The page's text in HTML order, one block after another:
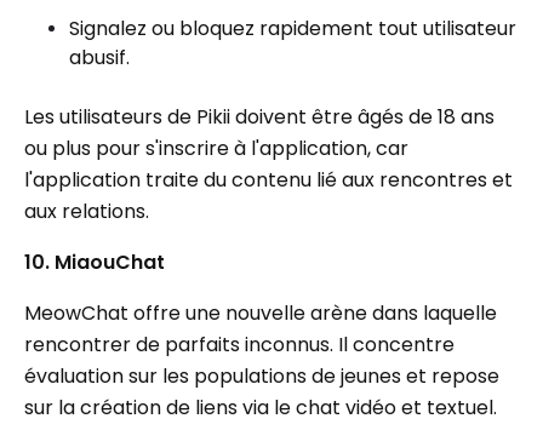
Signalez ou bloquez rapidement tout utilisateur
abusif.
Les utilisateurs de Pikii doivent être âgés de 18 ans
ou plus pour s'inscrire à l'application, car
l'application traite du contenu lié aux rencontres et
aux relations.
10. MiaouChat
MeowChat offre une nouvelle arène dans laquelle
rencontrer de parfaits inconnus. Il concentre
évaluation sur les populations de jeunes et repose
sur la création de liens via le chat vidéo et textuel.